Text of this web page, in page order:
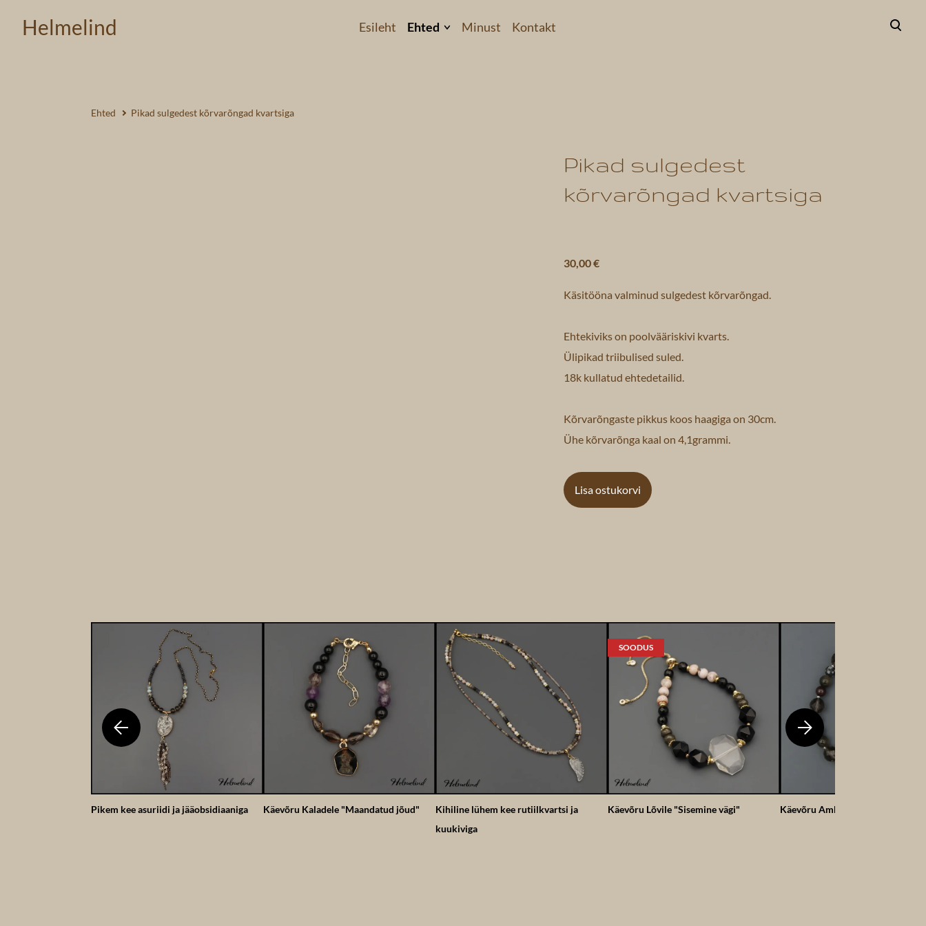
Helmelind Esileht Ehted Minust Kontakt
Ehted Pikad sulgedest kõrvarõngad kvartsiga
Pikad sulgedest
kõrvarõngad kvartsiga
30,00 €
Käsitööna valminud sulgedest kõrvarõngad.
Ehtekiviks on poolvääriskivi kvarts.
Ülipikad triibulised suled.
18k kullatud ehtedetailid.
Kõrvarõngaste pikkus koos haagiga on 30cm.
Ühe kõrvarõnga kaal on 4,1grammi.
Lisa ostukorvi
Pikem kee asuriidi ja jääobsidiaaniga Käevõru Kaladele "Maandatud jõud"
Kihiline lühem kee rutiilkvartsi ja
kuukiviga
SOODUS
Käevõru Lõvile "Sisemine vägi" Käevõru Amburile "Sisemine